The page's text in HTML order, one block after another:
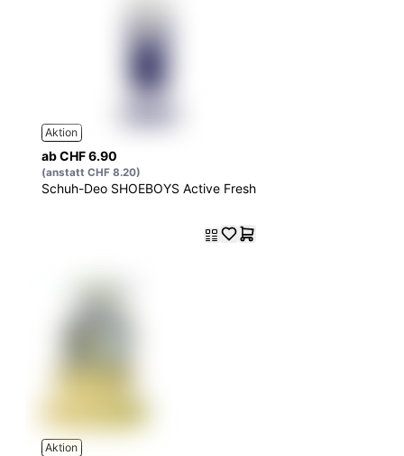
Aktion
ab CHF 6.90
(anstatt CHF 8.20)
Schuh-Deo SHOEBOYS Active Fresh
Aktion